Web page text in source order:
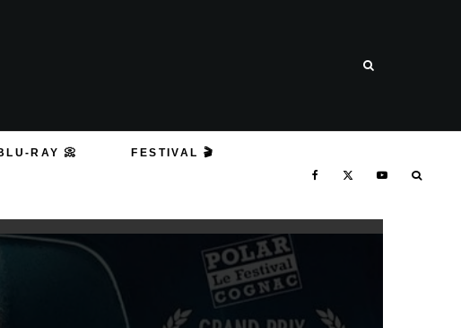
RAY 📀 FESTIVAL 🎬